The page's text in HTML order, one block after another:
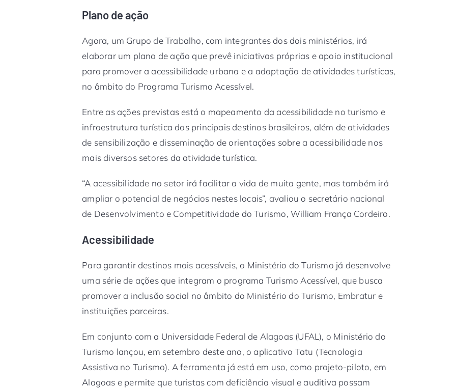
Plano de ação
Agora, um Grupo de Trabalho, com integrantes dos dois ministérios, irá
elaborar um plano de ação que prevê iniciativas próprias e apoio institucional
para promover a acessibilidade urbana e a adaptação de atividades turísticas,
no âmbito do Programa Turismo Acessível.
Entre as ações previstas está o mapeamento da acessibilidade no turismo e
infraestrutura turística dos principais destinos brasileiros, além de atividades
de sensibilização e disseminação de orientações sobre a acessibilidade nos
mais diversos setores da atividade turística.
“A acessibilidade no setor irá facilitar a vida de muita gente, mas também irá
ampliar o potencial de negócios nestes locais”, avaliou o secretário nacional
de Desenvolvimento e Competitividade do Turismo, William França Cordeiro.
Acessibilidade
Para garantir destinos mais acessíveis, o Ministério do Turismo já desenvolve
uma série de ações que integram o programa Turismo Acessível, que busca
promover a inclusão social no âmbito do Ministério do Turismo, Embratur e
instituições parceiras.
Em conjunto com a Universidade Federal de Alagoas (UFAL), o Ministério do
Turismo lançou, em setembro deste ano, o aplicativo Tatu (Tecnologia
Assistiva no Turismo). A ferramenta já está em uso, como projeto-piloto, em
Alagoas e permite que turistas com deficiência visual e auditiva possam